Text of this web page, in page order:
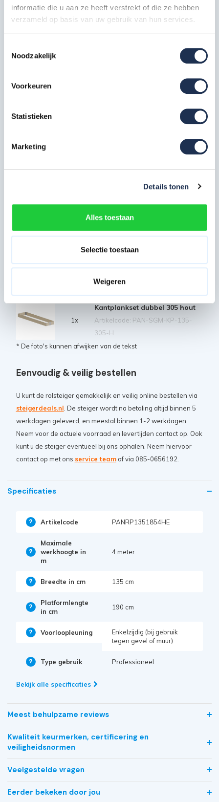
informatie die u aan ze heeft verstrekt of die ze hebben
verzameld op basis van uw gebruik van hun services.
Noodzakelijk
Voorkeuren
Statistieken
Marketing
Details tonen
Alles toestaan
Selectie toestaan
Weigeren
2x
Artikelcode: PAN-SGM-OF-135-4
Artikelcode: PAN-SGM-PLT-190-ML
Artikelcode: PAN-SGM-VL-190
4x
Panthera diagonale schoor 190
cm
Artikelcode: PAN-SGM-DS-190
Panthera horizontale schoor
Artikelcode: PAN-SGM-HS-190
Stabilisator tot 4,2 m
platformhoogte
Artikelcode: PAN-SGM-STAB-42M
1x
Kantplankset dubbel 305 hout
Artikelcode: PAN-SGM-KP-135-
305-H
* De foto's kunnen afwijken van de tekst
Eenvoudig & veilig bestellen
U kunt de rolsteiger gemakkelijk en veilig online bestellen via
steigerdeals.nl . De steiger wordt na betaling altijd binnen 5
werkdagen geleverd, en meestal binnen 1-2 werkdagen.
Neem voor de actuele voorraad en levertijden contact op. Ook
kunt u de steiger eventueel bij ons ophalen. Neem hiervoor
contact op met ons service teamof via 085-0656192.
Specificaties
Artikelcode PANRP1351854HE
Maximale
werkhoogte in
m
4 meter
Breedte in cm 135 cm
Platformlengte
in cm
190 cm
Voorloopleuning
Enkelzijdig (bij gebruik
tegen gevel of muur)
Type gebruik Professioneel
Bekijk alle specificaties
Meest behulpzame reviews
Kwaliteit keurmerken, certificering en
veiligheidsnormen
Veelgestelde vragen
Eerder bekeken door jou